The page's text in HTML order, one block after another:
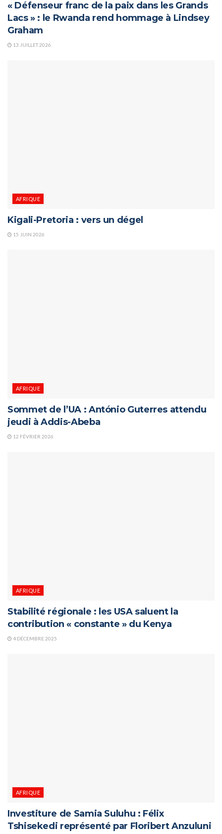
« Défenseur franc de la paix dans les Grands
Lacs » : le Rwanda rend hommage à Lindsey
Graham
13 JUILLET 2026
AFRIQUE
Kigali-Pretoria : vers un dégel
15 JUIN 2026
AFRIQUE
Sommet de l’UA : António Guterres attendu
jeudi à Addis-Abeba
12 FÉVRIER 2026
AFRIQUE
Stabilité régionale : les USA saluent la
contribution « constante » du Kenya
4 DÉCEMBRE 2025
AFRIQUE
Investiture de Samia Suluhu : Félix
Tshisekedi représenté par Floribert Anzuluni